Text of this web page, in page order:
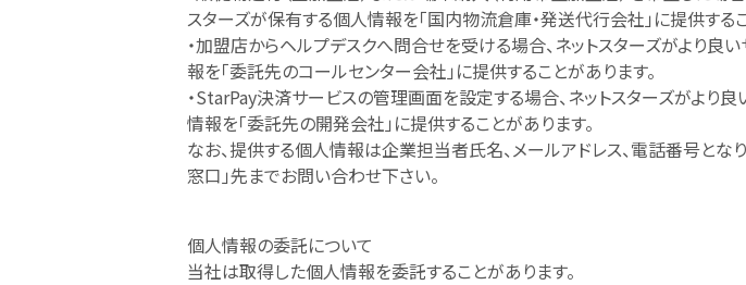
スターズが保有する個人情報を「国内物流倉庫・発送代行会社」に提供する
・加盟店からヘルプデスクへ問合せを受ける場合、ネットスターズがより
報を「委託先のコールセンター会社」に提供することがあります。
・StarPay決済サービスの管理画面を設定する場合、ネットスターズがよ
情報を「委託先の開発会社」に提供することがあります。
なお、提供する個人情報は企業担当者氏名、メールアドレス、電話番号と
窓口」先までお問い合わせ下さい。
個人情報の委託について
当社は取得した個人情報を委託することがあります。